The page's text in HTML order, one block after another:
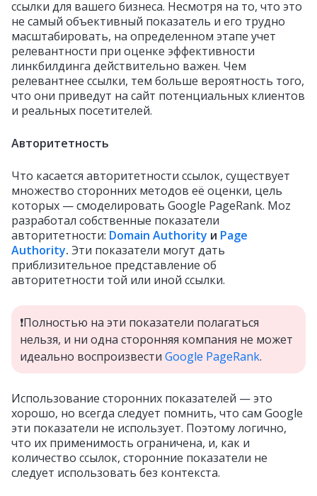
ссылки для вашего бизнеса. Несмотря на то, что это
не самый объективный показатель и его трудно
масштабировать, на определенном этапе учет
релевантности при оценке эффективности
линкбилдинга действительно важен. Чем
релевантнее ссылки, тем больше вероятность того,
что они приведут на сайт потенциальных клиентов
и реальных посетителей.
Авторитетность
Что касается авторитетности ссылок, существует
множество сторонних методов её оценки, цель
которых — смоделировать Google PageRank. Moz
разработал собственные показатели
авторитетности: Domain Authority и Page
Authority. Эти показатели могут дать
приблизительное представление об
авторитетности той или иной ссылки.
❗️Полностью на эти показатели полагаться
нельзя, и ни одна сторонняя компания не может
идеально воспроизвести Google PageRank.
Использование сторонних показателей — это
хорошо, но всегда следует помнить, что сам Google
эти показатели не использует. Поэтому логично,
что их применимость ограничена, и, как и
количество ссылок, сторонние показатели не
следует использовать без контекста.